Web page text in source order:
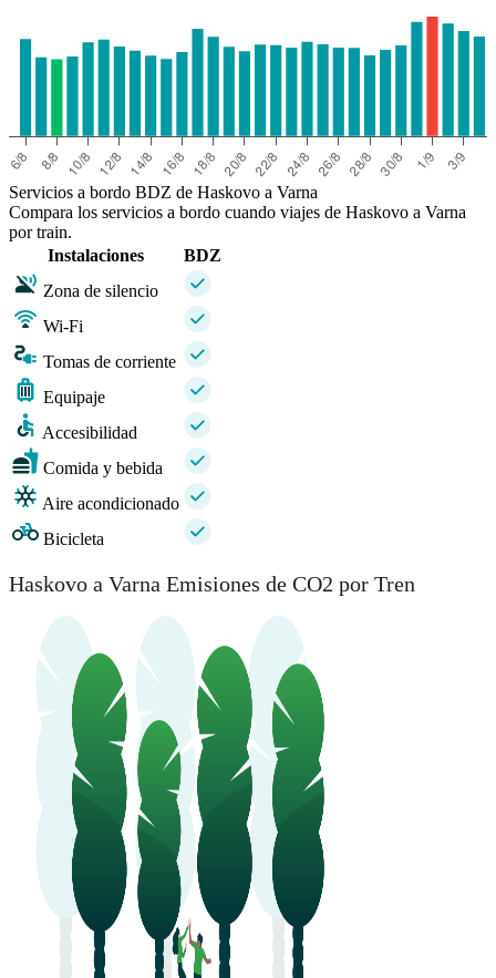
Servicios a bordo BDZ de Haskovo a Varna
Compara los servicios a bordo cuando viajes de Haskovo a Varna
por train.
Instalaciones
BDZ
Zona de silencio
Wi-Fi
Tomas de corriente
Equipaje
Accesibilidad
Comida y bebida
Aire acondicionado
Bicicleta
Haskovo a Varna Emisiones de CO2 por Tren